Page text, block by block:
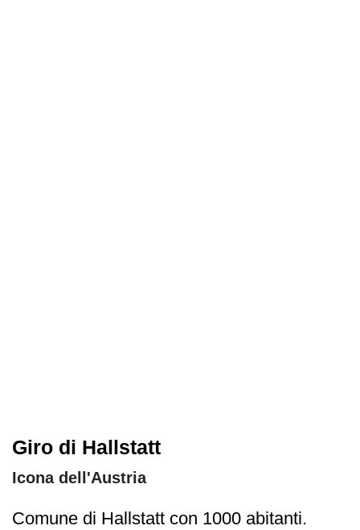
Giro di Hallstatt
Icona dell'Austria
Comune di Hallstatt con 1000 abitanti.